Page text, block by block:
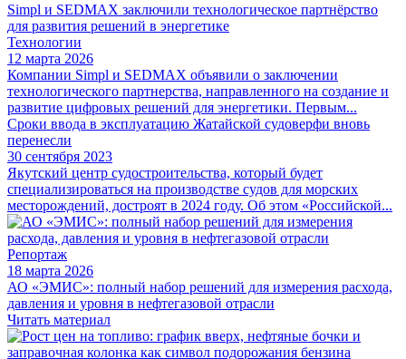
Simpl и SEDMAX заключили технологическое партнёрство
для развития решений в энергетике
Технологии
12 марта 2026
Компании Simpl и SEDMAX объявили о заключении
технологического партнерства, направленного на создание и
развитие цифровых решений для энергетики. Первым...
Сроки ввода в эксплуатацию Жатайской судоверфи вновь
перенесли
30 сентября 2023
Якутский центр судостроительства, который будет
специализироваться на производстве судов для морских
месторождений, достроят в 2024 году. Об этом «Российской...
Репортаж
18 марта 2026
АО «ЭМИС»: полный набор решений для измерения расхода,
давления и уровня в нефтегазовой отрасли
Читать материал